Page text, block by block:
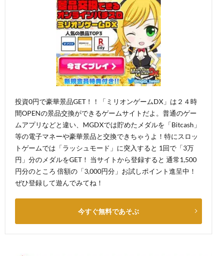
投資0円で豪華景品GET！！「ミリオンゲームDX」は２４時
間OPENの景品交換ができるゲームサイトだよ。普通のゲー
ムアプリなどと違い、MGDXでは貯めたメダルを「Bitcash」
等の電子マネーや豪華景品と交換できちゃうよ！特にスロッ
トゲームでは「ラッシュモード」に突入すると 1回で「3万
円」分のメダルをGET！ 当サイトから登録すると 通常1,500
円分のところ 倍額の「3,000円分」お試しポイント進呈中！
ぜひ登録して遊んでみてね！
今すぐ無料であそぶ